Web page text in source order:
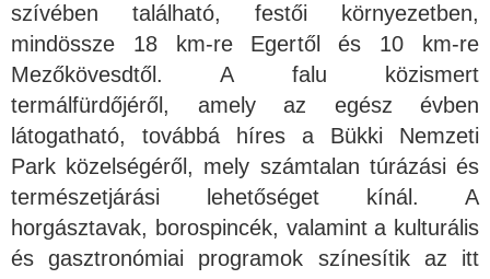
szívében található, festői környezetben,
mindössze 18 km-re Egertől és 10 km-re
Mezőkövesdtől. A falu közismert
termálfürdőjéről, amely az egész évben
látogatható, továbbá híres a Bükki Nemzeti
Park közelségéről, mely számtalan túrázási és
természetjárási lehetőséget kínál. A
horgásztavak, borospincék, valamint a kulturális
és gasztronómiai programok színesítik az itt